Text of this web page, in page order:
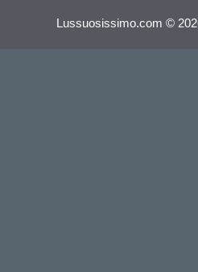
Lussuosissimo.com ©